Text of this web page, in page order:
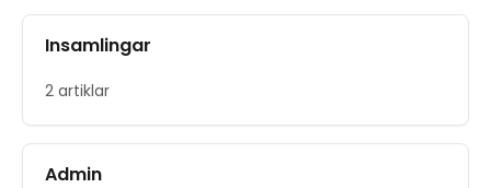
Insamlingar
2 artiklar
Admin